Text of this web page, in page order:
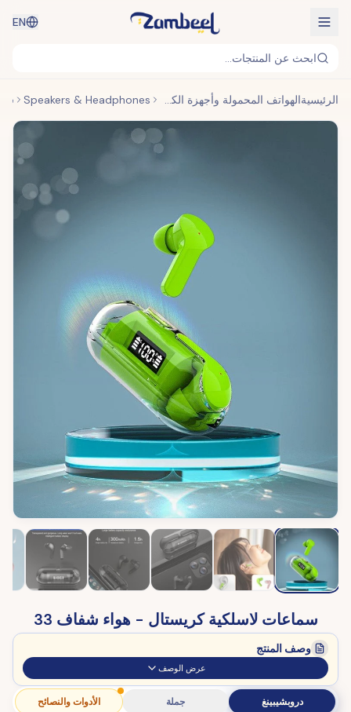
EN
ابحث عن المنتجات...
الرئيسية الهواتف المحمولة وأجهزة الكمبيوتر المحمولة والأجهزة القابلة للارتداء Speakers & Headphones
سماعات لاسلكية كريستال - هواء شفاف 33
وصف المنتج
عرض الوصف
دروبشيبينغ جملة الأدوات والنصائح